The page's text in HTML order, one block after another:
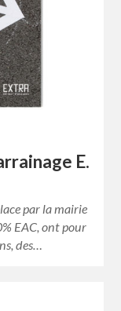
E.
par la mairie
EAC, ont pour
des…